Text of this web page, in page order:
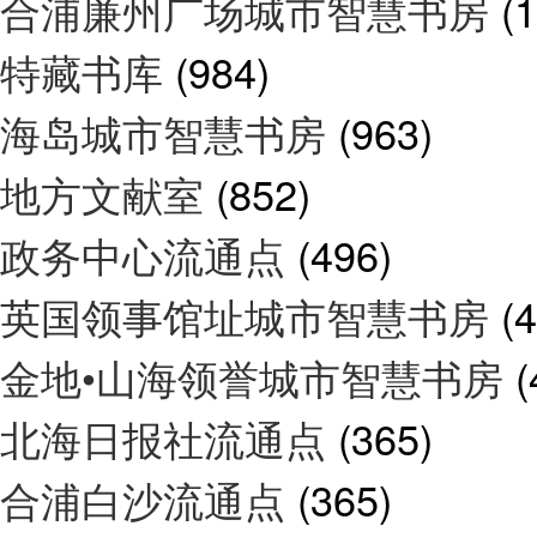
特藏书库 (984)
海岛城市智慧书房 (963)
地方文献室 (852)
政务中心流通点 (496)
英国领事馆址城市智慧书房
金地•山海领誉城市智慧书房
北海日报社流通点 (365)
合浦白沙流通点 (365)